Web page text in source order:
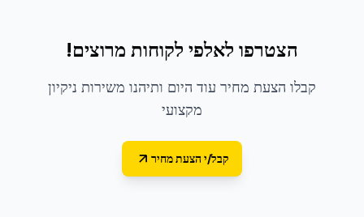
הצטרפו לאלפי לקוחות מרוצים!
קבלו הצעת מחיר עוד היום ותיהנו משירות ניקיון
מקצועי
קבל/י הצעת מחיר